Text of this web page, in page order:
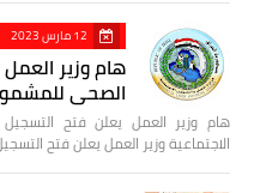
12 مارس 2023
هام وزير
الصحي
هام وزير العمل يعلن فتح
الاجتماعية وزير العمل يعلن فتح